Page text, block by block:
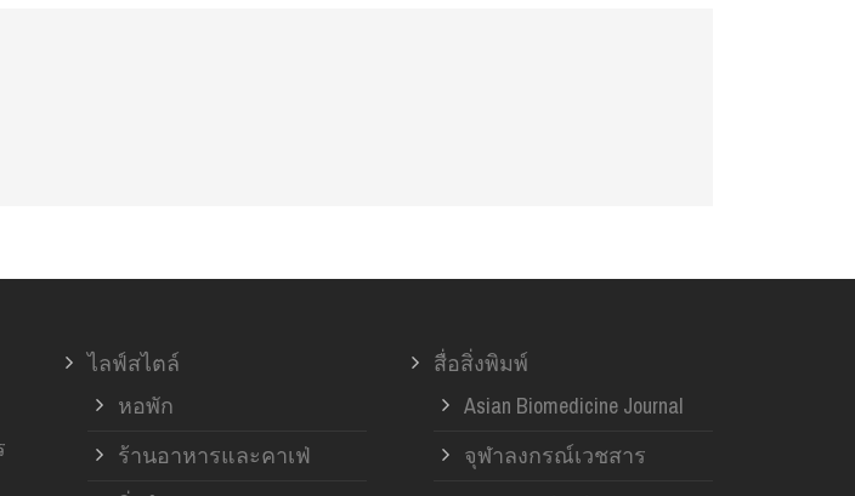
ไลฟ์สไตล์
หอพัก
ร้านอาหารและคาเฟ่
สื่อสิ่งพิมพ์
Asian Biomedicine Journal
จุฬาลงกรณ์เวชสาร